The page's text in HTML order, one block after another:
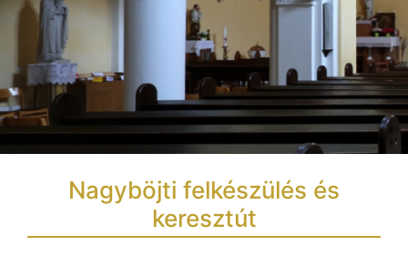
Nagyböjti felkészülés és
keresztút